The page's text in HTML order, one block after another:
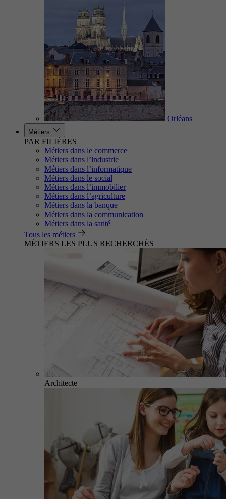
Orléans
Métiers
PAR FILIÈRES
Métiers dans le commerce
Métiers dans l’industrie
Métiers dans l’informatique
Métiers dans le social
Métiers dans l’immobilier
Métiers dans l’agriculture
Métiers dans la banque
Métiers dans la communication
Métiers dans la santé
Tous les métiers
MÉTIERS LES PLUS RECHERCHÉS
Architecte